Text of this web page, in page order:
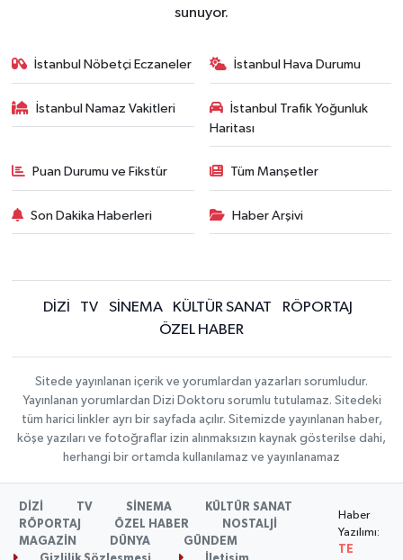
sunuyor.
İstanbul Nöbetçi Eczaneler İstanbul Hava Durumu
İstanbul Namaz Vakitleri
İstanbul Trafik Yoğunluk
Haritası
Puan Durumu ve Fikstür Tüm Manşetler
Son Dakika Haberleri Haber Arşivi
DİZİ TV SİNEMA KÜLTÜR SANAT
RÖPORTAJ
ÖZEL HABER
Sitede yayınlanan içerik ve yorumlardan yazarları sorumludur.
Yayınlanan yorumlardan Dizi Doktoru sorumlu tutulamaz. Sitedeki
tüm harici linkler ayrı bir sayfada açılır. Sitemizde yayınlanan haber,
köşe yazıları ve fotoğraflar izin alınmaksızın kaynak gösterilse dahi,
herhangi bir ortamda kullanılamaz ve yayınlanamaz
DİZİ TV SİNEMA
KÜLTÜR SANAT
RÖPORTAJ
ÖZEL HABER
NOSTALJİ
MAGAZİN
DÜNYA
GÜNDEM
Haber
Yazılımı:
TE